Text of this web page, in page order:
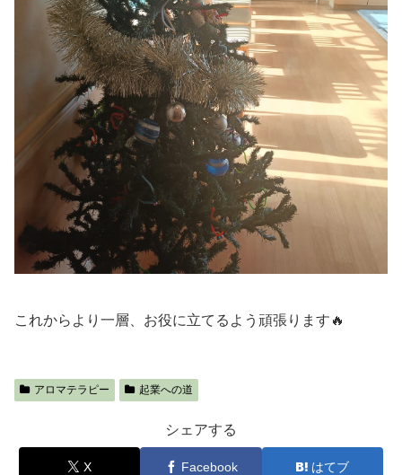
これからより一層、お役に立てるよう頑張ります🔥
アロマテラピー 起業への道
シェアする
X Facebook はてブ